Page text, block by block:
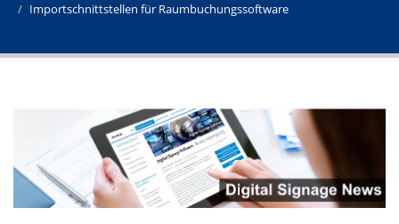
Importschnittstellen für Raumbuchungssoftware